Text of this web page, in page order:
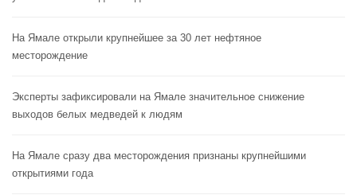
На Ямале открыли крупнейшее за 30 лет нефтяное
месторождение
Эксперты зафиксировали на Ямале значительное снижение
выходов белых медведей к людям
На Ямале сразу два месторождения признаны крупнейшими
открытиями года